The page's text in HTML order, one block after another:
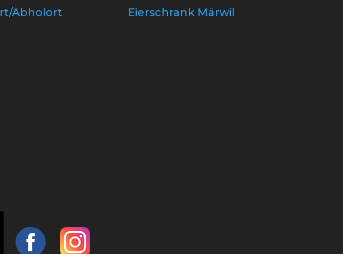
Abholort Eierschrank Märwil